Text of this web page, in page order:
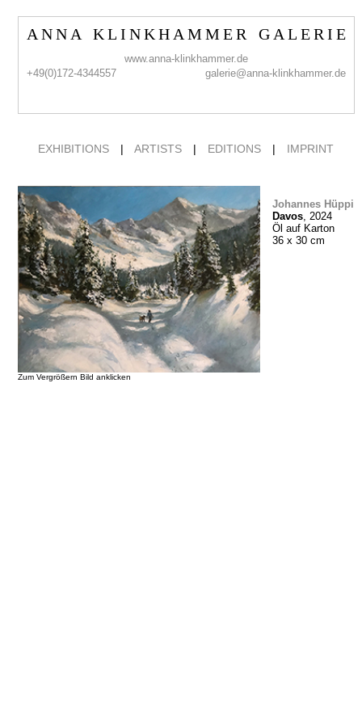
A N N A K L I N K H A M M E R G A L E R I E
www.anna-klinkhammer.de
+49(0)172-4344557
galerie@anna-klinkhammer.de
EXHIBITIONS | ARTISTS | EDITIONS | IMPRINT
Zum Vergrößern Bild anklicken
Johannes Hüppi
Davos, 2024
Öl auf Karton
36 x 30 cm